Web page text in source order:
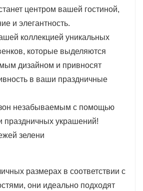
центром вашей гостиной,
и элегантность.
коллекцией уникальных
которые выделяются
дизайном и привносят
в ваши праздничные
незабываемым с помощью
праздничных украшений!
размерах в соответствии с
они идеально подходят